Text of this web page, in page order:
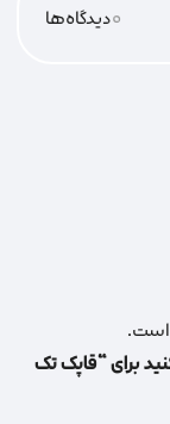
0دیدگاه‌‌ها
است.
برای “قاپک تک